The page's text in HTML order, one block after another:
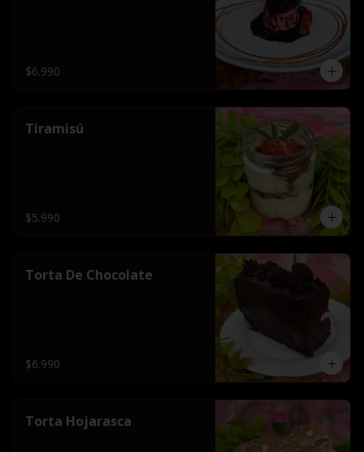
$6.990
Tiramisú
$5.990
Torta De Chocolate
$6.990
Torta Hojarasca